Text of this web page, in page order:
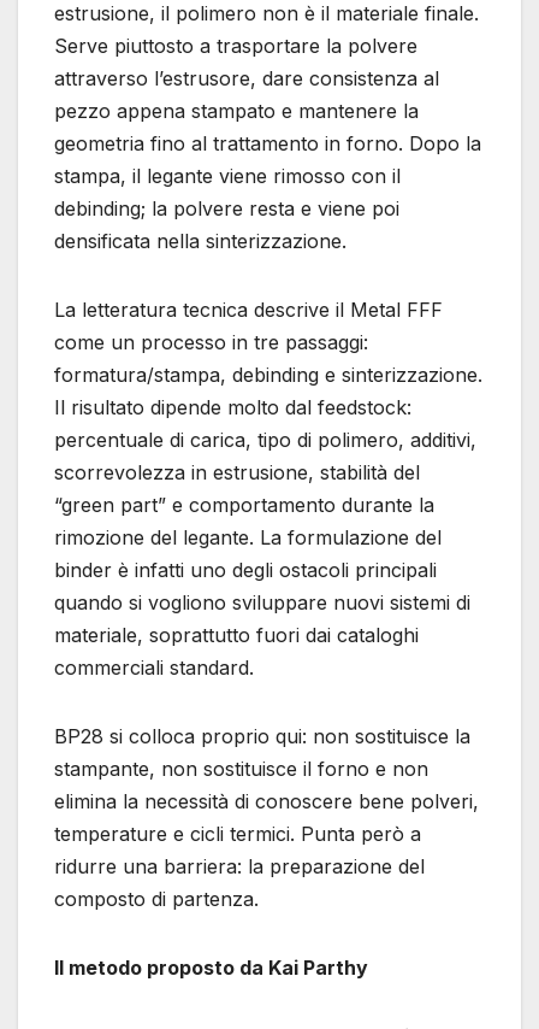
estrusione, il polimero non è il materiale finale.
Serve piuttosto a trasportare la polvere
attraverso l’estrusore, dare consistenza al
pezzo appena stampato e mantenere la
geometria fino al trattamento in forno. Dopo la
stampa, il legante viene rimosso con il
debinding; la polvere resta e viene poi
densificata nella sinterizzazione.
La letteratura tecnica descrive il Metal FFF
come un processo in tre passaggi:
formatura/stampa, debinding e sinterizzazione.
Il risultato dipende molto dal feedstock:
percentuale di carica, tipo di polimero, additivi,
scorrevolezza in estrusione, stabilità del
“green part” e comportamento durante la
rimozione del legante. La formulazione del
binder è infatti uno degli ostacoli principali
quando si vogliono sviluppare nuovi sistemi di
materiale, soprattutto fuori dai cataloghi
commerciali standard.
BP28 si colloca proprio qui: non sostituisce la
stampante, non sostituisce il forno e non
elimina la necessità di conoscere bene polveri,
temperature e cicli termici. Punta però a
ridurre una barriera: la preparazione del
composto di partenza.
Il metodo proposto da Kai Parthy